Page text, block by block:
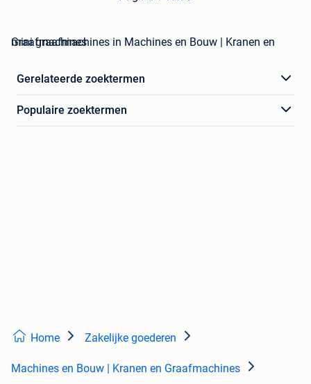
mini graafmachines in Machines en Bouw | Kranen en Graafmachines
Gerelateerde zoektermen
Populaire zoektermen
Home Zakelijke goederen
Machines en Bouw | Kranen en Graafmachines